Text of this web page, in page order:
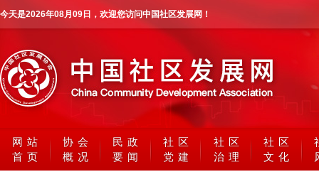
今天是2026年08月09日 ，欢迎您访问中国社区发展网！
网站
首页
协会
概况
民政
要闻
社区
党建
社区
治理
社区
文化